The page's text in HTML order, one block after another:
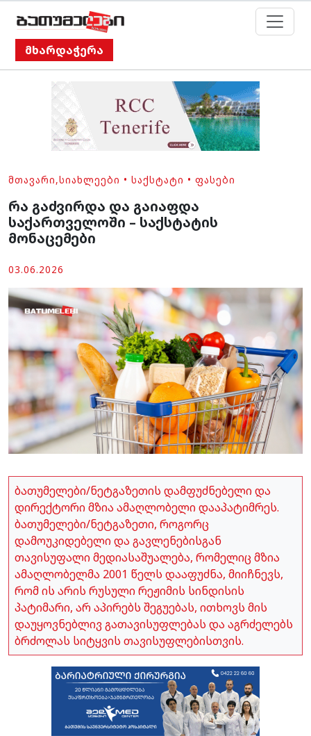
მხარდაჭერა
ᲛᲗᲐᲕᲐᲠᲘ,ᲡᲘᲐᲮᲚᲔᲔᲑᲘ • ᲡᲐᲥᲡᲢᲐᲢᲘ • ᲤᲐᲡᲔᲑᲘ
რა გაძვირდა და გაიაფდა
საქართველოში – საქსტატის
მონაცემები
03.06.2026
ბათუმელები/ნეტგაზეთის დამფუძნებელი და
დირექტორი მზია ამაღლობელი დააპატიმრეს.
ბათუმელები/ნეტგაზეთი, როგორც
დამოუკიდებელი და გავლენებისგან
თავისუფალი მედიასაშუალება, რომელიც მზია
ამაღლობელმა 2001 წელს დააფუძნა, მიიჩნევს,
რომ ის არის რუსული რეჟიმის სინდისის
პატიმარი, არ აპირებს შეგუებას, ითხოვს მის
დაუყოვნებლივ გათავისუფლებას და აგრძელებს
ბრძოლას სიტყვის თავისუფლებისთვის.